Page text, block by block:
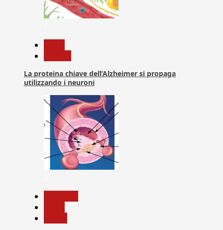
La proteina chiave dell’Alzheimer si propaga
utilizzando i neuroni